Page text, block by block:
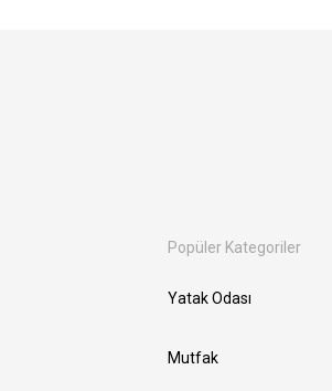
Popüler Kategoriler
Yatak Odası
Mutfak